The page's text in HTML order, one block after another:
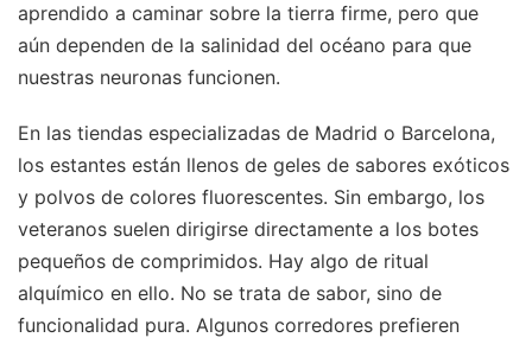
aprendido a caminar sobre la tierra firme, pero que
aún dependen de la salinidad del océano para que
nuestras neuronas funcionen.
En las tiendas especializadas de Madrid o Barcelona,
los estantes están llenos de geles de sabores exóticos
y polvos de colores fluorescentes. Sin embargo, los
veteranos suelen dirigirse directamente a los botes
pequeños de comprimidos. Hay algo de ritual
alquímico en ello. No se trata de sabor, sino de
funcionalidad pura. Algunos corredores prefieren